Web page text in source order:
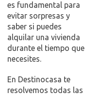
es fundamental para
evitar sorpresas y
saber si puedes
alquilar una vivienda
durante el tiempo que
necesites.
En Destinocasa te
resolvemos todas las